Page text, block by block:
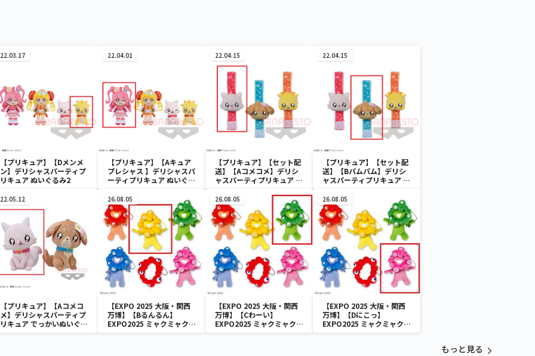
22.03.17
【プリキュア】【Dメンメ
ン】デリシャスパーティプ
リキュア ぬいぐるみ2
22.04.01
【プリキュア】【Aキュア
プレシャス 】デリシャスパ
ーティプリキュア ぬいぐる
22.04.15
【プリキュア】【セット配
送】【Aコメコメ】デリシ
ャスパーティプリキュア ぬ
22.04.15
【プリキュア】【セット配
送】【Bパムパム】デリシ
ャスパーティプリキュア ぬ
22.05.12
【プリキュア】【Aコメコ
メ】デリシャスパーティプ
リキュア でっかいぬいぐる
み１
26.08.05
【EXPO 2025 大阪・関西
万博】【Bるんるん】
EXPO2025 ミャクミャク
カラフルゴム紐付きぬいぐ
26.08.05
【EXPO 2025 大阪・関西
万博】【Cわーい】
EXPO2025 ミャクミャク
カラフルゴム紐付きぬいぐ
26.08.05
【EXPO 2025 大阪・関西
万博】【Dにこっ】
EXPO2025 ミャクミャク
カラフルゴム紐付きぬいぐ
もっと見る